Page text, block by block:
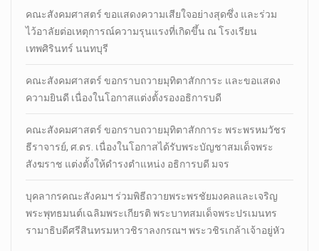
คณะสังคมศาสตร์ ขอแสดงความเสียใจอย่างสุดซึ่ง และร่วม
ไว้อาลัยต่อเหตุการณ์ความรุนแรงที่เกิดขึ้น ณ โรงเรียน
เทพศิรินทร์ นนทบุรี
คณะสังคมศาสตร์ ขอกราบถวายมุทิตาสักการะ และขอแสดง
ความยินดี เนื่องในโอกาสแต่งตั้งรองอธิการบดี
คณะสังคมศาสตร์ ขอกราบถวายมุทิตาสักการะ พระพรหมวัชร
ธีราจารย์, ศ.ดร. เนื่องในโอกาสได้รับพระบัญชาสมเด็จพระ
สังฆราช แต่งตั้งให้ดำรงตำแหน่ง อธิการบดี มจร
บุคลากรคณะสังคมฯ ร่วมพิธีถวายพระพรชัยมงคลและเจริญ
พระพุทธมนต์เฉลิมพระเกียรติ พระบาทสมเด็จพระปรเมนทร
รามาธิบดีศรีสินทรมหาวชิราลงกรณฯ พระวชิรเกล้าเจ้าอยู่หัว